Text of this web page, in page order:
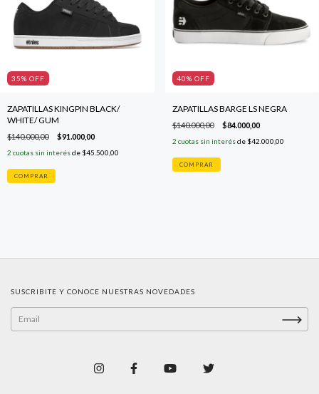
35% OFF
ZAPATILLAS KINGPIN BLACK/
WHITE/ GUM
$140.000,00 $91.000,00
2 cuotas sin interésde $45.500,00
COMPRAR
40% OFF
ZAPATILLAS BARGE LS NEGRA
$140.000,00 $84.000,00
2 cuotas sin interésde $42.000,00
COMPRAR
SUSCRIBITE Y CONOCE NUESTRAS NOVEDADES